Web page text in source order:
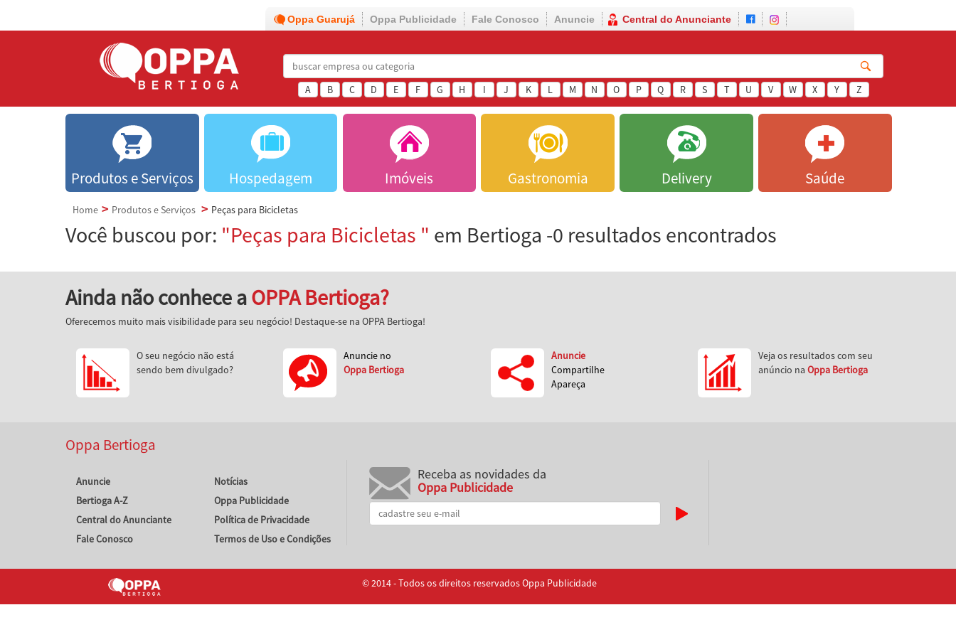
Oppa Guarujá Oppa Publicidade Fale Conosco Anuncie Central do Anunciante
A B C D E F G H I J K L M N O P Q R S T U V W X Y Z
Produtos e Serviços Hospedagem Imóveis Gastronomia Delivery Saúde
Home Produtos e Serviços Peças para Bicicletas
Você buscou por: "Peças para Bicicletas " em Bertioga -0 resultados encontrados
Ainda não conhece aOPPA Bertioga?
Oferecemos muito mais visibilidade para seu negócio! Destaque-se na OPPA Bertioga!
O seu negócio não está
sendo bem divulgado?
Anuncie no
Oppa Bertioga
Anuncie
Compartilhe
Apareça
Veja os resultados com seu
anúncio na Oppa Bertioga
Oppa Bertioga
Anuncie
Bertioga A-Z
Central do Anunciante
Fale Conosco
Notícias
Oppa Publicidade
Política de Privacidade
Termos de Uso e Condições
Receba as novidades da
Oppa Publicidade
© 2014 - Todos os direitos reservados Oppa Publicidade